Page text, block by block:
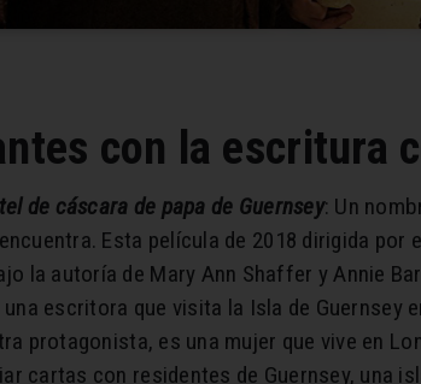
con la escritura
de cáscara de papa de Guernsey: Un
Esta película de 2018 dirigida
la autoría de Mary Ann Shaffer y Annie
escritora que visita la Isla de Guernsey
protagonista, es una mujer que vive en
cartas con residentes de Guernsey, una